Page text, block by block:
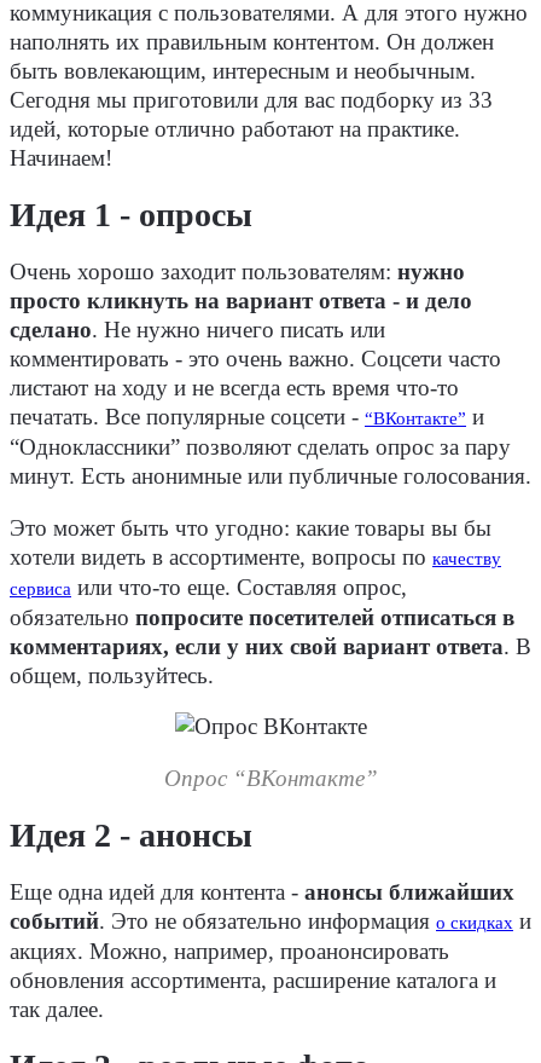
коммуникация с пользователями. А для этого нужно
наполнять их правильным контентом. Он должен
быть вовлекающим, интересным и необычным.
Сегодня мы приготовили для вас подборку из 33
идей, которые отлично работают на практике.
Начинаем!
Идея 1 - опросы
Очень хорошо заходит пользователям: нужно
просто кликнуть на вариант ответа - и дело
сделано. Не нужно ничего писать или
комментировать - это очень важно. Соцсети часто
листают на ходу и не всегда есть время что-то
печатать. Все популярные соцсети - “ВКонтакте” и
“Одноклассники” позволяют сделать опрос за пару
минут. Есть анонимные или публичные голосования.
Это может быть что угодно: какие товары вы бы
хотели видеть в ассортименте, вопросы по качеству
сервиса или что-то еще. Составляя опрос,
обязательно попросите посетителей отписаться в
комментариях, если у них свой вариант ответа. В
общем, пользуйтесь.
Опрос “ВКонтакте”
Идея 2 - анонсы
Еще одна идей для контента - анонсы ближайших
событий. Это не обязательно информация о скидках и
акциях. Можно, например, проанонсировать
обновления ассортимента, расширение каталога и
так далее.